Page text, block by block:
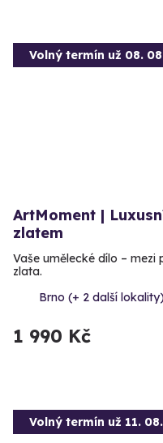
Volný termín už 08.
ArtMoment |
zlatem
Vaše umělecké dílo –
zlata.
Brno (+ 2 další lokality)
1 990 Kč
Volný termín už 11.